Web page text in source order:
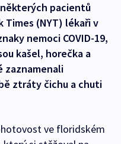
pacientů
Times (NYT) lékaři v
nemoci COVID-19,
kašel, horečka a
zaznamenali
ztráty čichu a chuti
ve floridském